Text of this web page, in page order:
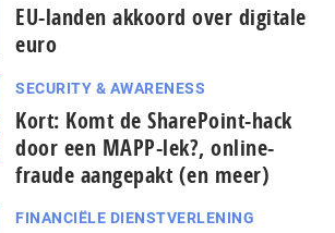
EU-landen akkoord over digitale
euro
SECURITY & AWARENESS
Kort: Komt de SharePoint-hack
door een MAPP-lek?, online-
fraude aangepakt (en meer)
FINANCIËLE DIENSTVERLENING